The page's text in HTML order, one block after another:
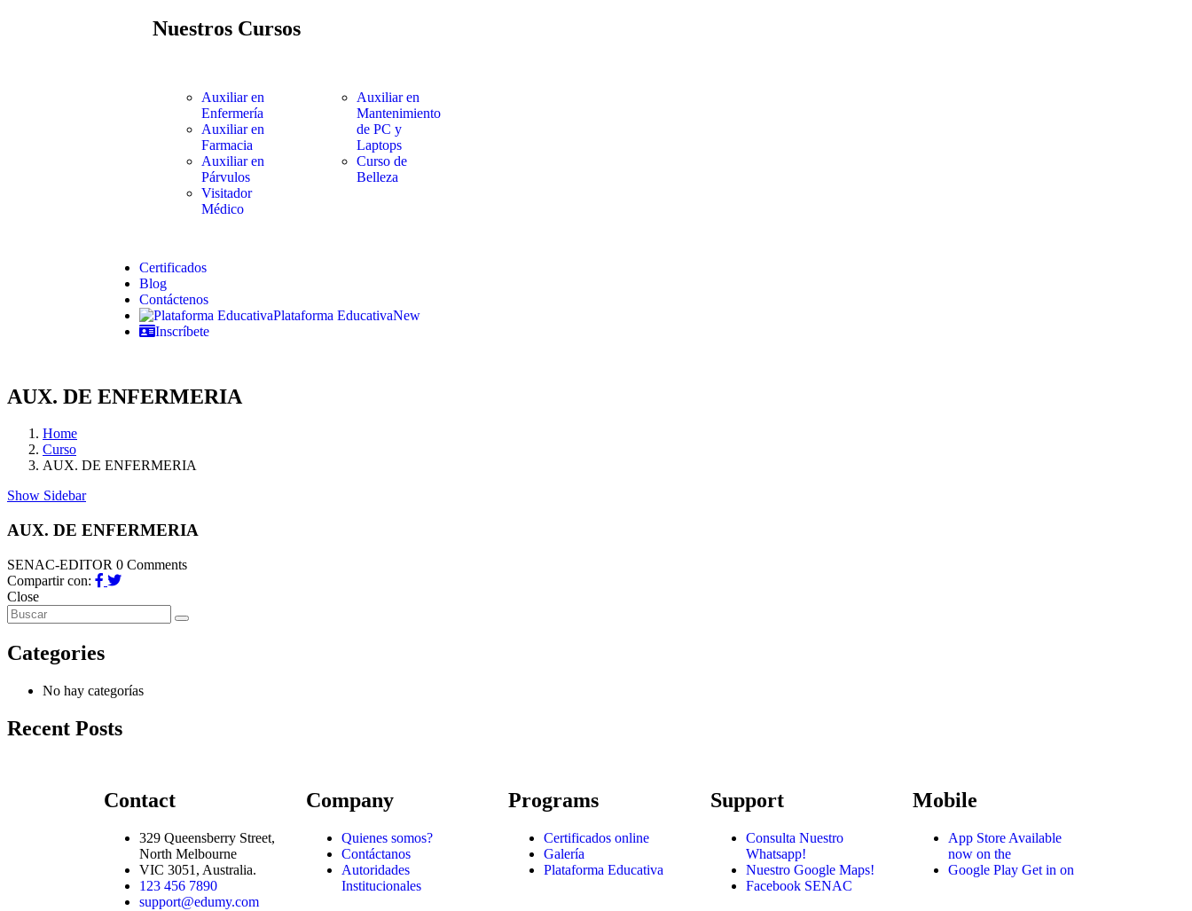
Nuestros Cursos
Auxiliar en
Enfermería
Auxiliar en
Farmacia
Auxiliar en
Párvulos
Visitador
Médico
Auxiliar en
Mantenimiento
de PC y
Laptops
Curso de
Belleza
Certificados
Blog
Contáctenos
Plataforma EducativaNew
Inscríbete
AUX. DE ENFERMERIA
Home
Curso
AUX. DE ENFERMERIA
Show Sidebar
AUX. DE ENFERMERIA
SENAC-EDITOR 0 Comments
Compartir con:
Close
Categories
No hay categorías
Recent Posts
Contact
329 Queensberry Street,
North Melbourne
VIC 3051, Australia.
123 456 7890
support@edumy.com
Company
Quienes somos?
Contáctanos
Autoridades
Institucionales
Programs
Certificados online
Galería
Plataforma Educativa
Support
Consulta Nuestro
Whatsapp!
Nuestro Google Maps!
Facebook SENAC
Mobile
App Store Available
now on the
Google Play Get in on